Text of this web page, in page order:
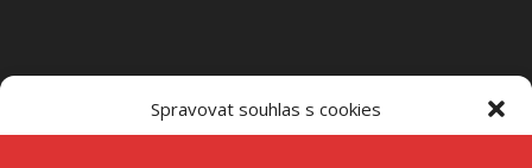
Spravovat souhlas s cookies
Pondělí – Pátek7:00 – 15:00